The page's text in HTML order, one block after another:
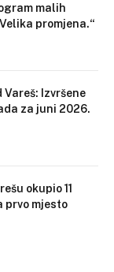
malih
promjena.“
Izvršene
za juni 2026.
okupio 11
prvo mjesto